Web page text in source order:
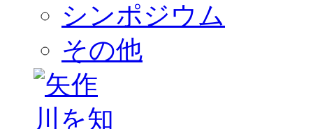
シンポジウム
その他